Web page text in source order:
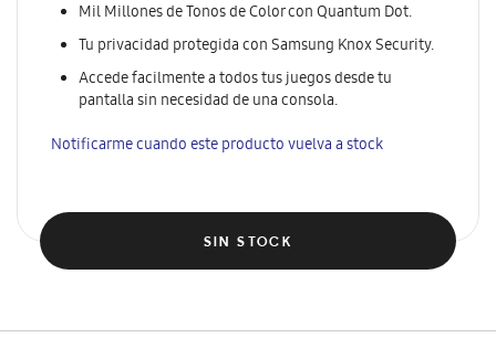
SIN STOCK
Mil Millones de Tonos de Color con Quantum Dot.
Tu privacidad protegida con Samsung Knox Security.
Accede facilmente a todos tus juegos desde tu
pantalla sin necesidad de una consola.
Notificarme cuando este producto vuelva a stock